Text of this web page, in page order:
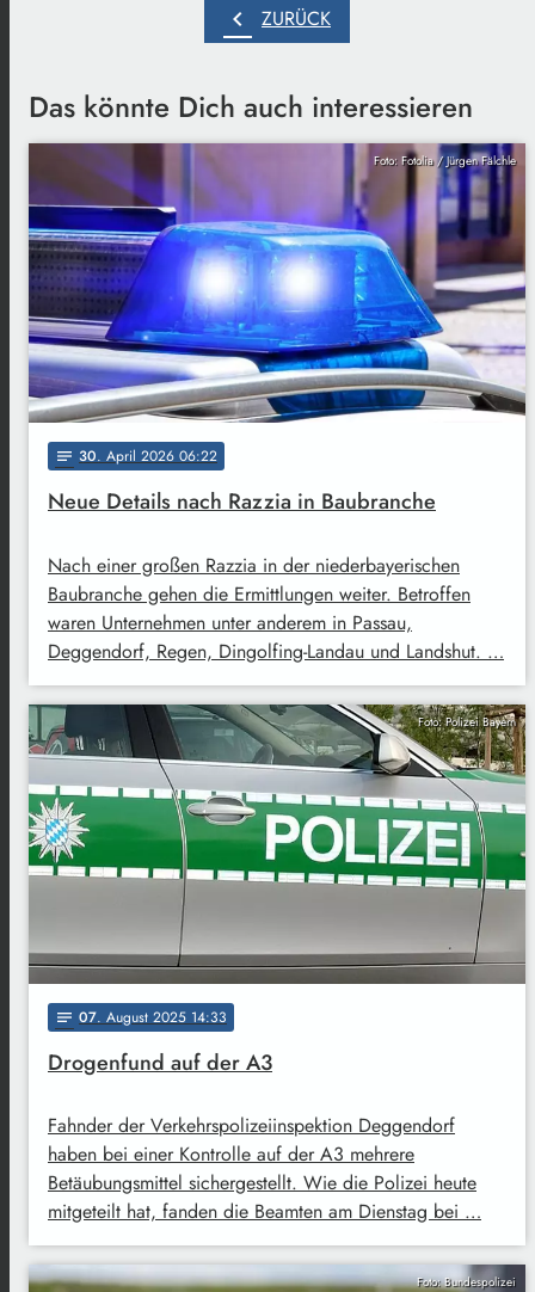
chevron_left ZURÜCK
Das könnte Dich auch interessieren
Foto: Fotolia / Jürgen Fälchle
notes 30. April 2026 06:22
Neue Details nach Razzia in Baubranche
Nach einer großen Razzia in der niederbayerischen
Baubranche gehen die Ermittlungen weiter. Betroffen
waren Unternehmen unter anderem in Passau,
Deggendorf, Regen, Dingolfing-Landau und Landshut. …
Foto: Polizei Bayern
notes 07. August 2025 14:33
Drogenfund auf der A3
Fahnder der Verkehrspolizeiinspektion Deggendorf
haben bei einer Kontrolle auf der A3 mehrere
Betäubungsmittel sichergestellt. Wie die Polizei heute
mitgeteilt hat, fanden die Beamten am Dienstag bei …
Foto: Bundespolizei